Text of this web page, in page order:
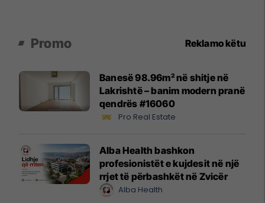
Promo Reklamo këtu
Banesë 98.96m² në shitje në
Lakrishtë – banim modern pranë
qendrës #16060
Pro Real Estate
Alba Health bashkon
profesionistët e kujdesit në një
rrjet të përbashkët në Zvicër
Alba Health